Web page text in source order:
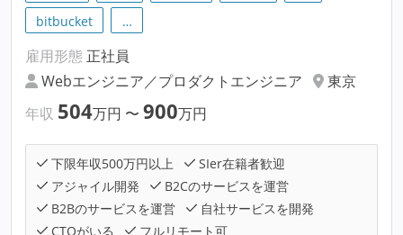
bitbucket
…
雇用形態 正社員
Webエンジニア／プロダクトエンジニア
東京
年収 504万円 〜 900万円
下限年収500万円以上
SIer在籍者歓迎
アジャイル開発
B2Cのサービスを運営
B2Bのサービスを運営
自社サービスを開発
CTOがいる
フルリモート可